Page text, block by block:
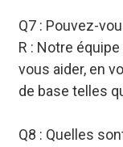
Q7 : Pouvez-
R : Notre
vous aider, en
de base telles
Q8 : Quelles